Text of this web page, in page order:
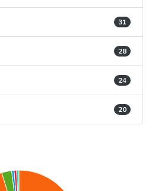
31
28
24
20